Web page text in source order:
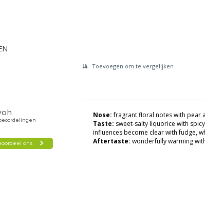
Toevoegen om te vergelijken
Nose:fragrant floral notes with pear
Taste: sweet-salty liquorice with
influences become clear with fudge,
Aftertaste: wonderfully warming